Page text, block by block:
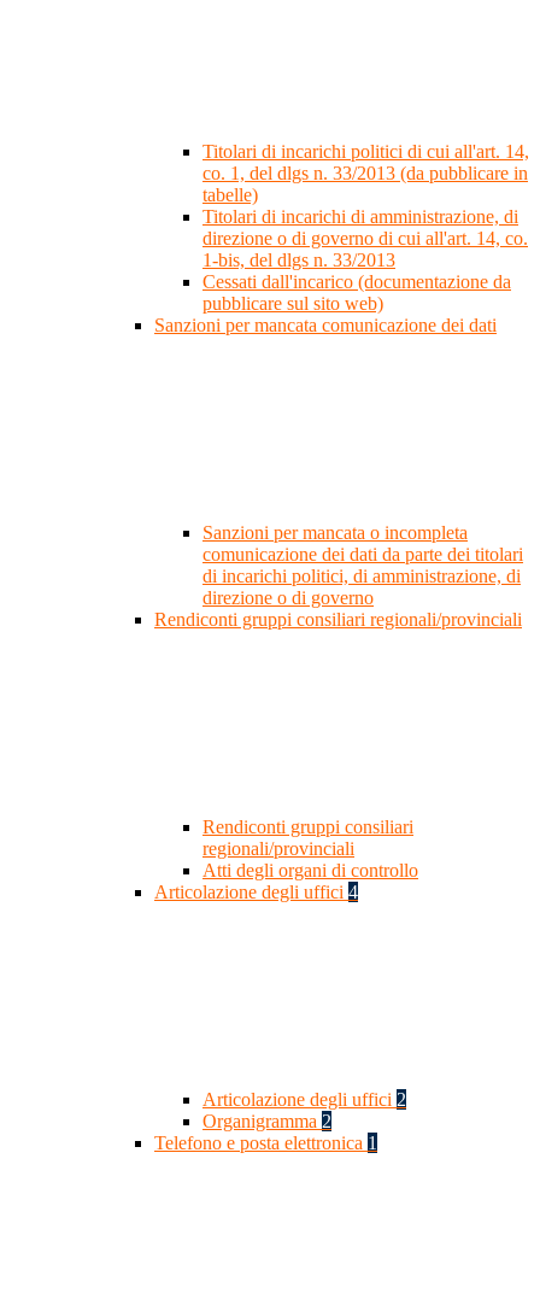
Titolari di incarichi politici di cui all'art. 14,
co. 1, del dlgs n. 33/2013 (da pubblicare in
tabelle)
Titolari di incarichi di amministrazione, di
direzione o di governo di cui all'art. 14, co.
1-bis, del dlgs n. 33/2013
Cessati dall'incarico (documentazione da
pubblicare sul sito web)
Sanzioni per mancata comunicazione dei dati
Sanzioni per mancata o incompleta
comunicazione dei dati da parte dei titolari
di incarichi politici, di amministrazione, di
direzione o di governo
Rendiconti gruppi consiliari regionali/provinciali
Rendiconti gruppi consiliari
regionali/provinciali
Atti degli organi di controllo
Articolazione degli uffici 4
Articolazione degli uffici 2
Organigramma 2
Telefono e posta elettronica 1